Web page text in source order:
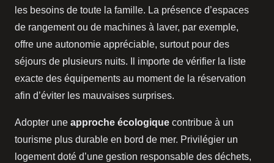
les besoins de toute la famille. La présence d’espaces
de rangement ou de machines à laver, par exemple,
offre une autonomie appréciable, surtout pour des
séjours de plusieurs nuits. Il importe de vérifier la liste
exacte des équipements au moment de la réservation
afin d’éviter les mauvaises surprises.
Adopter une approche écologique contribue à un
tourisme plus durable en bord de mer. Privilégier un
logement doté d’une gestion responsable des déchets,